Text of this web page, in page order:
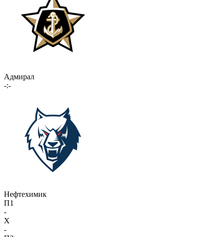
Адмирал
-:-
Нефтехимик
П1
-
X
-